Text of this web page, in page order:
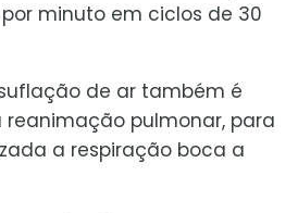
minuto em ciclos de 30
de ar também é
pulmonar, para
a respiração boca a